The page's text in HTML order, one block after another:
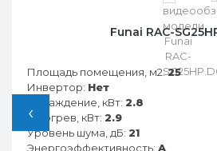
‹
Funai RAC-
Площадь помещения, м2:25
Инвертор: Нет
Охлаждение, кВт: 2.8
Обогрев, кВт: 2.9
Уровень шума, дБ: 21
Энергоэффективность: A